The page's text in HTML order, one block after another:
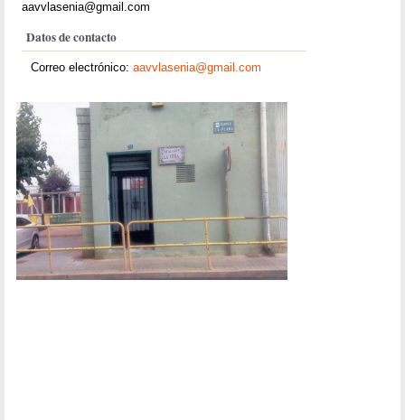
aavvlasenia@gmail.com
Datos de contacto
Correo electrónico:aavvlasenia@gmail.com